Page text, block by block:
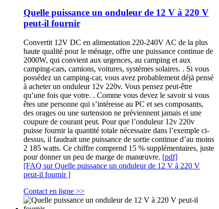
Quelle puissance un onduleur de 12 V à 220 V
peut-il fournir
Convertit 12V DC en alimentation 220-240V AC de la plus
haute qualité pour le ménage, offre une puissance continue de
2000W, qui convient aux urgences, au camping et aux
camping-cars, camions, voitures, systèmes solaires. . Si vous
possédez un camping-car, vous avez probablement déjà pensé
à acheter un onduleur 12v 220v. Vous pensez peut-être
qu’une fois que votre. . Comme vous devez le savoir si vous
êtes une personne qui s’intéresse au PC et ses composants,
des orages ou une surtension ne préviennent jamais et une
coupure de courant peut. Pour que l’onduleur 12v 220v
puisse fournir la quantité totale nécessaire dans l’exemple ci-
dessus, il faudrait une puissance de sortie continue d’au moins
2 185 watts. Ce chiffre comprend 15 % supplémentaires, juste
pour donner un peu de marge de manœuvre. [pdf]
[FAQ sur Quelle puissance un onduleur de 12 V à 220 V
peut-il fournir ]
Contact en ligne >>